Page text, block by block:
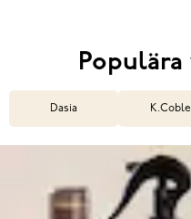
Populära
Dasia